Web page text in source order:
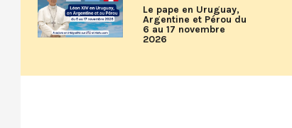
Le pape en Uruguay,
Argentine et Pérou du
6 au 17 novembre
2026